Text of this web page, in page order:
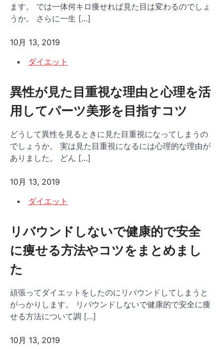
ます。 では一体何キロ痩せれば見た目は変わるのでしょ
うか。 さらに一生 […]
10月 13, 2019
ダイエット
異性が見た目重視な理由と心理を活
用してパーツ美形を目指すコツ
どうして異性を見るときに見た目重視になってしまうの
でしょうか。 実は見た目重視になるには心理的な理由が
ありました。 どん […]
10月 13, 2019
ダイエット
リバウンドしないで健康的で安全
に痩せる方法やコツをまとめまし
た
頑張ってダイエットをしたのにリバウンドしてしまうと
がっかりします。 リバウンドしないで健康的で安全に痩
せる方法について調 […]
10月 13, 2019